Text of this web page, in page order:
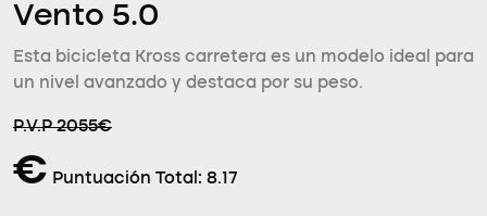
Vento 5.0
Esta bicicleta Kross carretera es un modelo ideal para
un nivel avanzado y destaca por su peso.
P.V.P 2055€
€ Puntuación Total: 8.17